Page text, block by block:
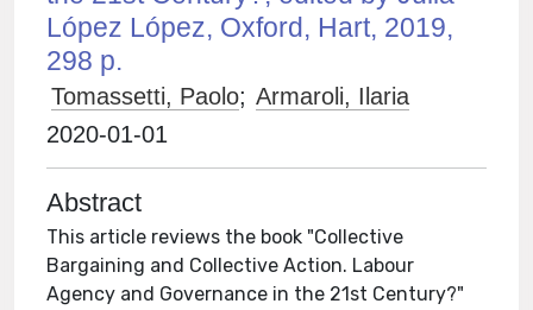
López López, Oxford, Hart, 2019,
298 p.
Tomassetti, Paolo; Armaroli, Ilaria
2020-01-01
Abstract
This article reviews the book "Collective
Bargaining and Collective Action. Labour
Agency and Governance in the 21st Century?"